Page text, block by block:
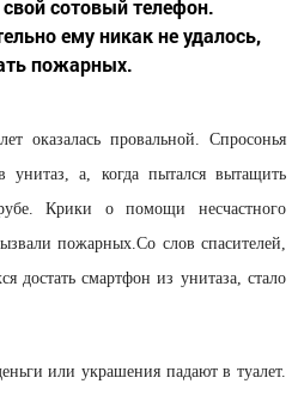
сотовый телефон.
ему никак не удалось,
пожарных.
оказалась провальной. Спросонья
унитаз, а, когда пытался вытащить
Крики о помощи несчастного
пожарных.Со слов спасителей,
достать смартфон из унитаза, стало
или украшения падают в туалет.